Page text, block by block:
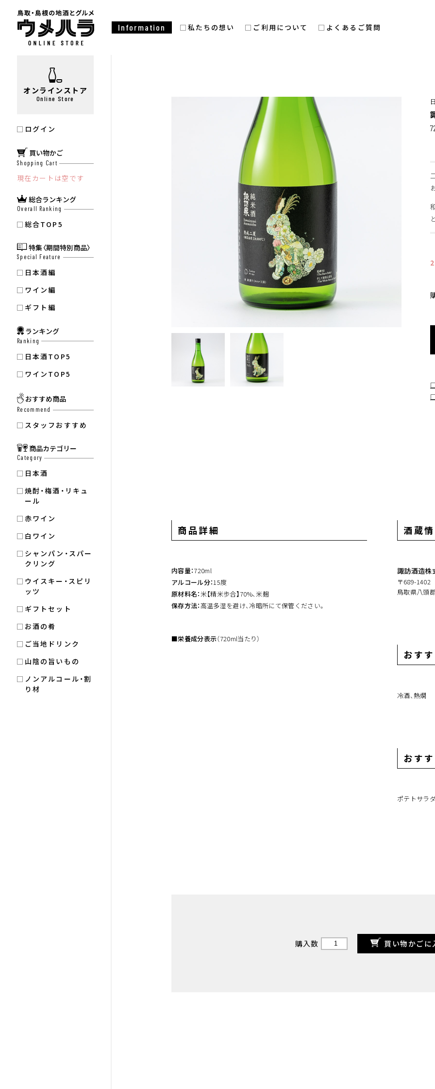
Information 私たちの想い ご利用について よくあるご質問
オンラインストア
Online Store
ログイン
買い物かご
Shopping Cart
現在カートは空です
総合ランキング
Overall Ranking
総合TOP5
特集〈期間特別商品〉
Special Feature
日本酒編
ワイン編
ギフト編
ランキング
Ranking
日本酒TOP5
ワインTOP5
おすすめ商品
Recommend
スタッフおすすめ
商品カテゴリー
Category
日本酒
焼酎・梅酒・リキュ
ール
赤ワイン
白ワイン
シャンパン・スパー
クリング
ウイスキー・スピリ
ッツ
ギフトセット
お酒の肴
ご当地ドリンク
山陰の旨いもの
ノンアルコール・割
り材
□
商品詳細
内容量：720ml
アルコール分：15度
原材料名：米【精米歩合】70%、米麹
保存方法：高温多湿を避け、冷暗所にて保管ください。
■栄養成分表示（720ml当たり）
酒蔵
諏訪酒造株
〒689-1402
鳥取県八頭
おす
冷酒、熱燗
おす
ポテトサラ
購入数 買い物かごに